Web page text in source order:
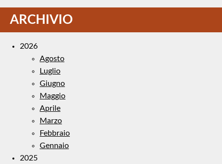
ARCHIVIO
2026
Agosto
Luglio
Giugno
Maggio
Aprile
Marzo
Febbraio
Gennaio
2025